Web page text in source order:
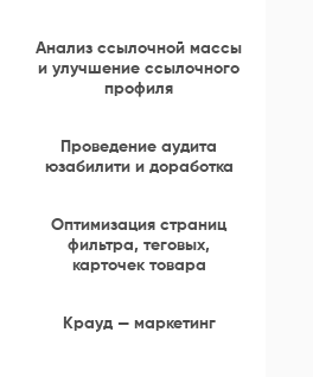
Анализ ссылочной массы
и улучшение ссылочного
профиля
Проведение аудита
юзабилити и доработка
Оптимизация страниц
фильтра, теговых,
карточек товара
Крауд — маркетинг